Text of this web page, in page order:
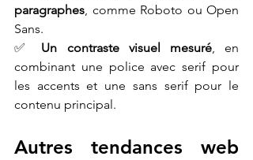
paragraphes, comme Roboto ou Open
Sans.
✅ Un contraste visuel mesuré, en
combinant une police avec serif pour
les accents et une sans serif pour le
contenu principal.
Autres tendances web